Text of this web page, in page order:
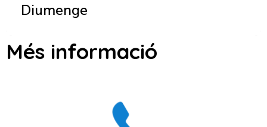
Diumenge
Més informació